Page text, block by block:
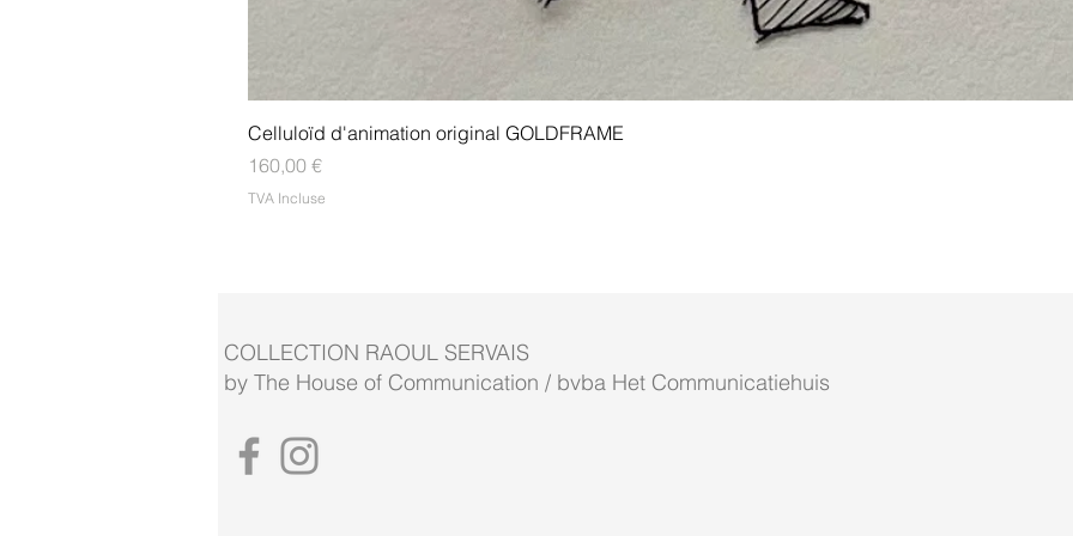
Celluloïd d'animation original GOLDFRAME
Prix
160,00 €
TVA Incluse
COLLECTION RAOUL SERVAIS
by The House of Communication / bvba Het Communicatiehuis